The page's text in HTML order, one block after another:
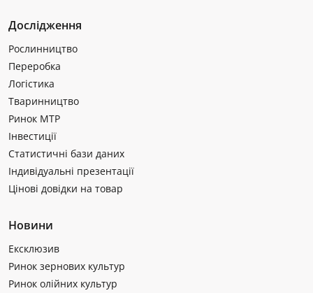
Дослідження
Рослинництво
Переробка
Логістика
Тваринництво
Ринок МТР
Інвестиції
Статистичні бази даних
Індивідуальні презентації
Цінові довідки на товар
Новини
Ексклюзив
Ринок зернових культур
Ринок олійних культур